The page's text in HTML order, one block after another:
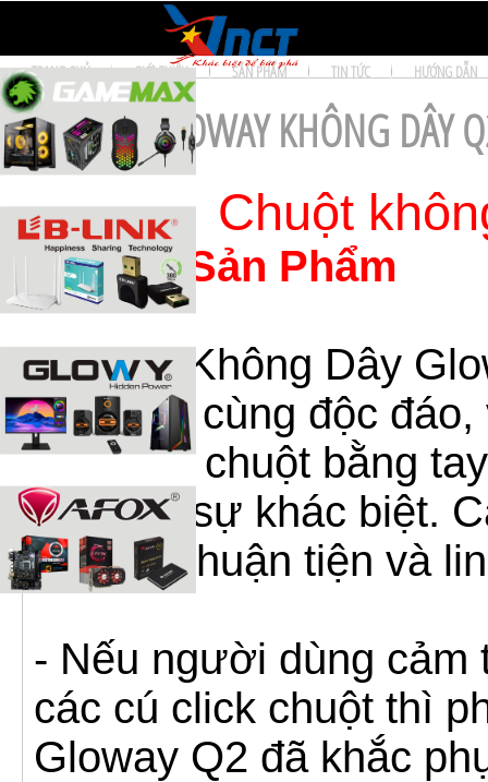
TRANG CHỦ GIỚI THIỆU SẢN PHẨM TIN TỨC HƯỚNG DẪN
CHUỘT GLOWAY KHÔNG DÂY
Chuột
*Mô Tả Sản Phẩm
- Chuột Không Dây
xứng vô cùng độc
sử dụng chuột bằng
nhận ra sự khác biệt.
trở nên thuận tiện và
- Nếu người dùng cảm
các cú click chuột thì
Gloway Q2 đã khắc